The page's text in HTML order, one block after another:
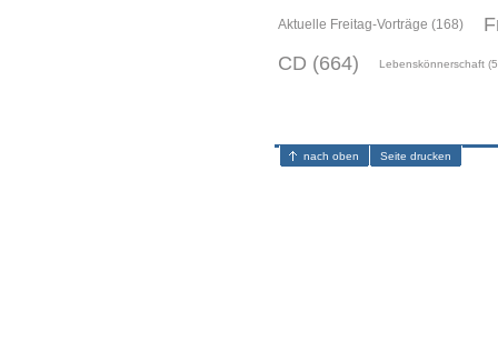
Aktuelle Freitag-Vorträge (168)
CD (664)
Lebenskönnerschaft
nach oben Seite drucken